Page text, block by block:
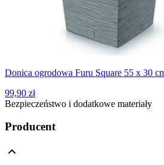
Donica ogrodowa Furu Square 55 x 30
99,90 zł
Bezpieczeństwo i dodatkowe materiały
Producent